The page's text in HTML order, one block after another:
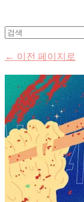
← 이전 페이지로